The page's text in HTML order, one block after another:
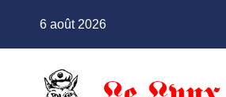
6 août 2026